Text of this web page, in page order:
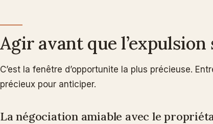
Agir avant que l’expulsion
C’est la fenêtre d’opportunite la plus précieuse.
précieux pour anticiper.
La négociation amiable avec le